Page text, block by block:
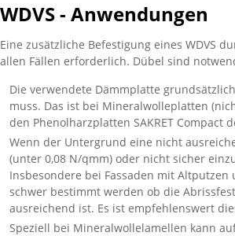
WDVS - Anwendungen
Eine zusätzliche Befestigung eines WDVS
allen Fällen erforderlich. Dübel sind
Die verwendete Dämmplatte
muss. Das ist bei Mineralwolleplatten
den Phenolharzplatten SAKRET Compact
Wenn der Untergrund eine nicht
(unter 0,08 N/qmm) oder nicht sicher
Insbesondere bei Fassaden mit
schwer bestimmt werden ob die
ausreichend ist. Es ist empfehlenswert
Speziell bei Mineralwollelamellen kann